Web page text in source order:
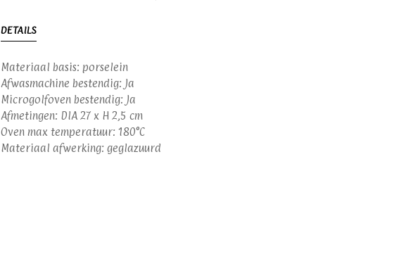
DETAILS
Materiaal basis: porselein
Afwasmachine bestendig: Ja
Microgolfoven bestendig: Ja
Afmetingen: DIA 27 x H 2,5 cm
Oven max temperatuur: 180°C
Materiaal afwerking: geglazuurd